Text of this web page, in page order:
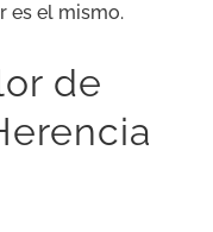
es el mismo.
de